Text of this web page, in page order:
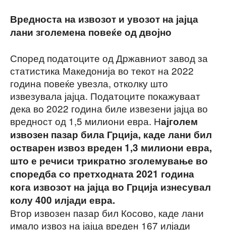
Вредноста на извозот и увозот на јајца
лани зголемена повеќе од двојно
Според податоците од Државниот завод за
статистика Македонија во текот на 2022
година повеќе увезла, отколку што
извезувала јајца. Податоците покажуваат
дека во 2022 година биле извезени јајца во
вредност од 1,5 милиони евра. Најголем
извозен пазар била Грција, каде лани бил
остварен извоз вреден 1,3 милиони евра,
што е речиси трикратно зголемување во
споредба со претходната 2021 година
кога извозот на јајца во Грција изнесувал
колу 400 илјади евра.
Втор извозен пазар бил Косово, каде лани
имало извоз на јајца вреден 167 илјади